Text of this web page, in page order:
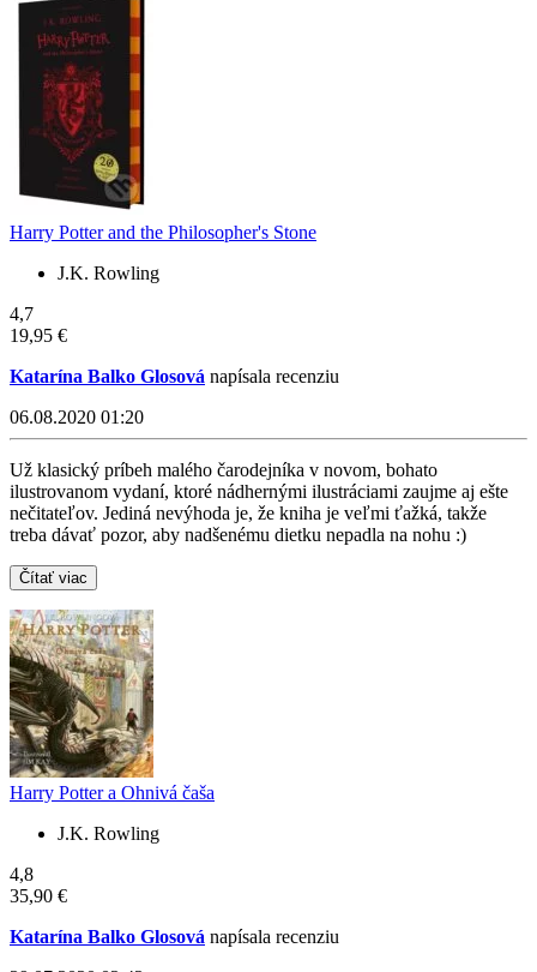
Harry Potter and the Philosopher's Stone
J.K. Rowling
4,7
19,95 €
Katarína Balko Glosová napísala recenziu
06.08.2020 01:20
Už klasický príbeh malého čarodejníka v novom, bohato
ilustrovanom vydaní, ktoré nádhernými ilustráciami zaujme aj ešte
nečitateľov. Jediná nevýhoda je, že kniha je veľmi ťažká, takže
treba dávať pozor, aby nadšenému dietku nepadla na nohu :)
Čítať viac
Harry Potter a Ohnivá čaša
J.K. Rowling
4,8
35,90 €
Katarína Balko Glosová napísala recenziu